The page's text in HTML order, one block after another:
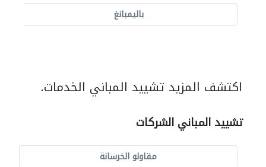
باليمبانغ
اكتشف المزيد تشييد المباني الخدمات.
تشييد المباني الشركات
مقاولو الخرسانة